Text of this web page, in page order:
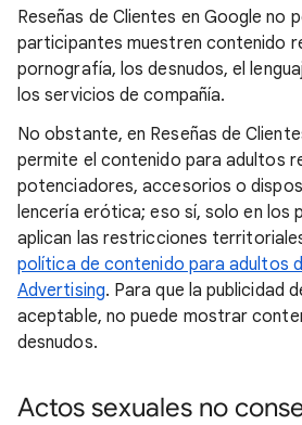
Reseñas de Clientes en Google no
participantes muestren contenido
pornografía, los desnudos, el
los servicios de compañía.
No obstante, en Reseñas de
permite el contenido para adultos
potenciadores, accesorios o
lencería erótica; eso sí, solo en los
aplican las restricciones
política de contenido para adultos
Advertising. Para que la publicidad
aceptable, no puede mostrar
desnudos.
Actos sexuales no